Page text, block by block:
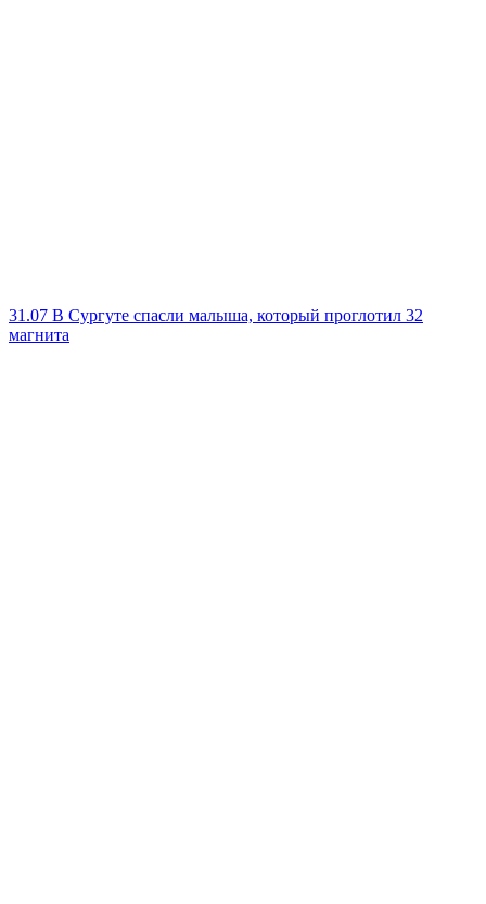
31.07 В Сургуте спасли малыша, который проглотил 32
магнита